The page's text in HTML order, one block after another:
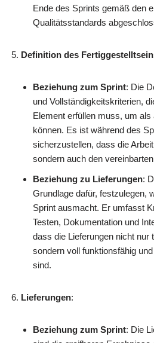
Ende des Sprints gemäß den
Qualitätsstandards
Definition des
Beziehung zum Sprint: Die
und Vollständigkeitskriterien,
Element erfüllen muss, um
können. Es ist während des
sicherzustellen, dass die
sondern auch den
Beziehung zu Lieferungen:
Grundlage dafür, festzulegen,
Sprint ausmacht. Er umfasst
Testen, Dokumentation und
dass die Lieferungen nicht nur
sondern voll funktionsfähig
sind.
Lieferungen:
Beziehung zum Sprint: Die